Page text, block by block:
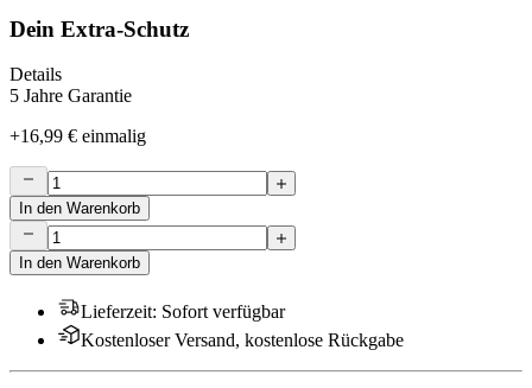
Dein Extra-Schutz
Details
5 Jahre Garantie
+16,99 € einmalig
In den Warenkorb
In den Warenkorb
Lieferzeit: Sofort verfügbar
Kostenloser Versand, kostenlose Rückgabe